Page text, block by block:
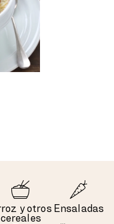
y otros
cereales
Ensaladas